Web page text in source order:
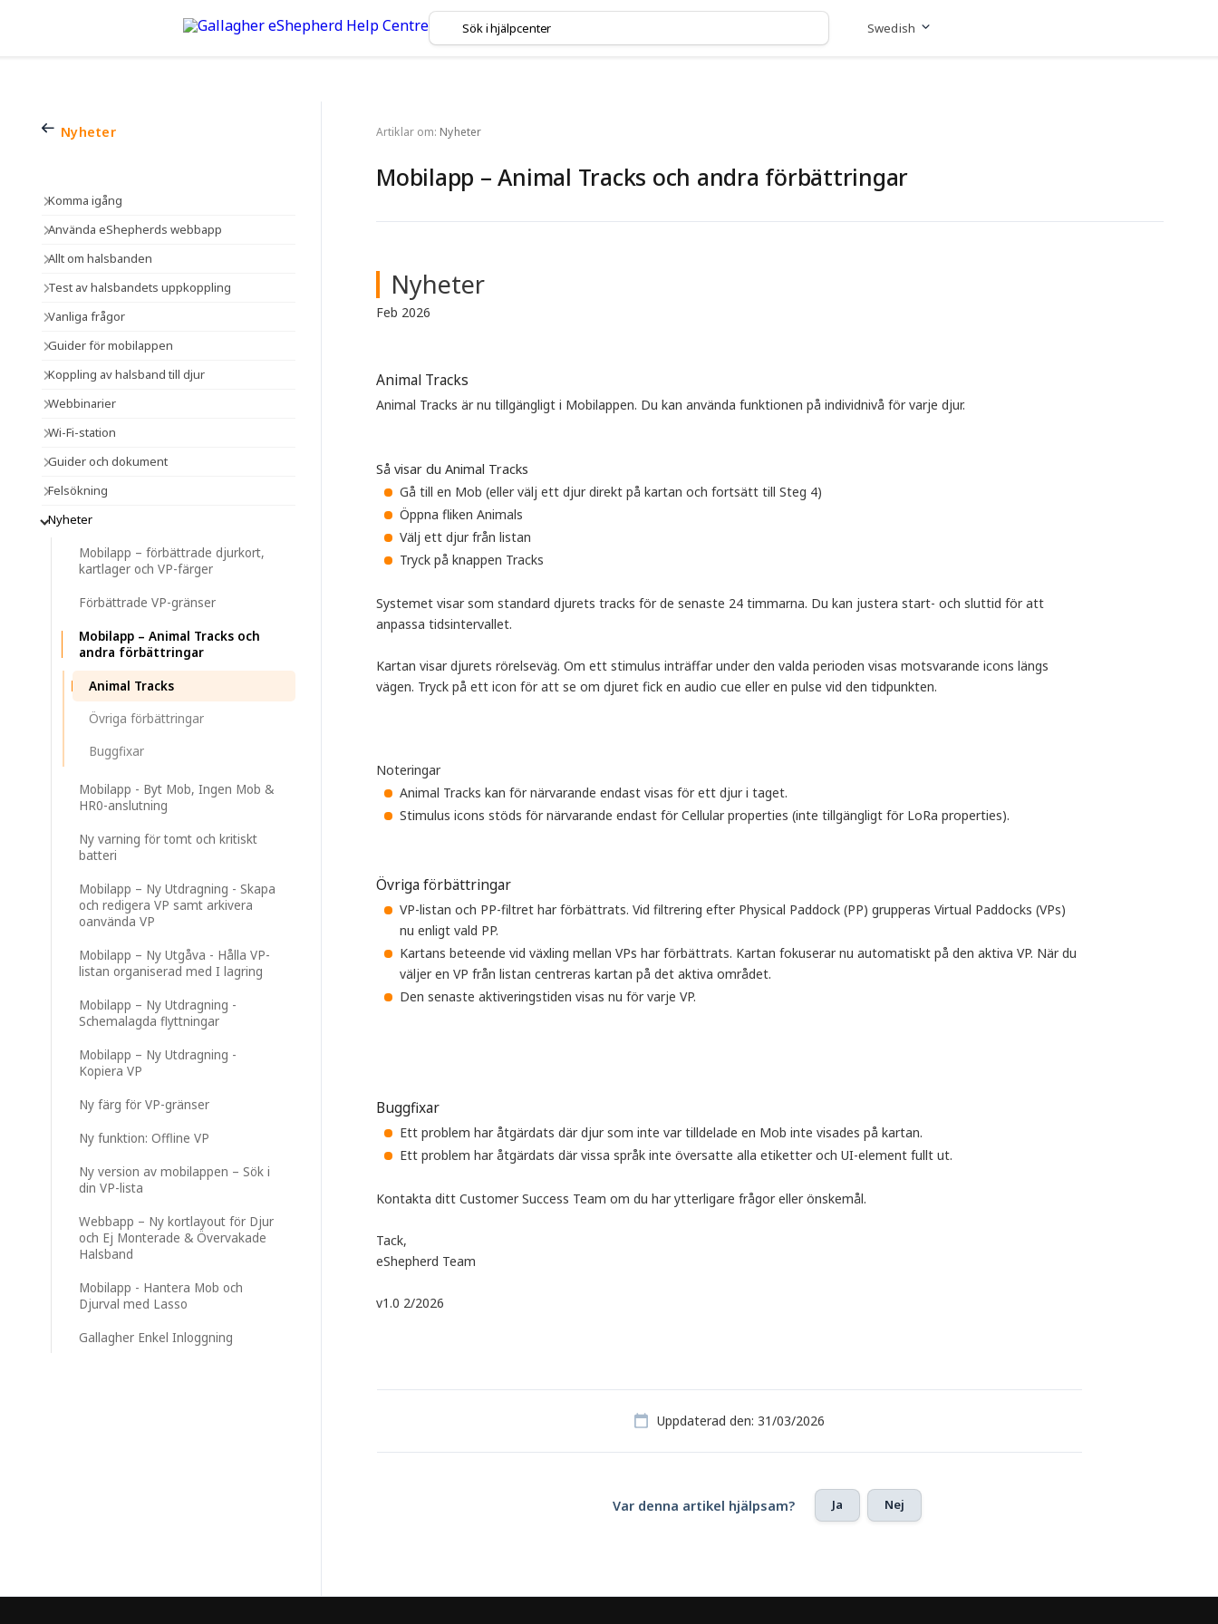
Swedish
Nyheter
Komma igång
Använda eShepherds webbapp
Allt om halsbanden
Test av halsbandets uppkoppling
Vanliga frågor
Guider för mobilappen
Koppling av halsband till djur
Webbinarier
Wi-Fi-station
Guider och dokument
Felsökning
Nyheter
Mobilapp – förbättrade djurkort,
kartlager och VP-färger
Förbättrade VP-gränser
Mobilapp – Animal Tracks och
andra förbättringar
Animal Tracks
Övriga förbättringar
Buggfixar
Mobilapp - Byt Mob, Ingen Mob &
HR0-anslutning
Ny varning för tomt och kritiskt
batteri
Mobilapp – Ny Utdragning - Skapa
och redigera VP samt arkivera
oanvända VP
Mobilapp – Ny Utgåva - Hålla VP-
listan organiserad med I lagring
Mobilapp – Ny Utdragning -
Schemalagda flyttningar
Mobilapp – Ny Utdragning -
Kopiera VP
Ny färg för VP-gränser
Ny funktion: Offline VP
Ny version av mobilappen – Sök i
din VP-lista
Webbapp – Ny kortlayout för Djur
och Ej Monterade & Övervakade
Halsband
Mobilapp - Hantera Mob och
Djurval med Lasso
Gallagher Enkel Inloggning
Artiklar om: Nyheter
Mobilapp – Animal Tracks och andra förbättringar
Nyheter
Feb 2026
Animal Tracks
Animal Tracks är nu tillgängligt i Mobilappen. Du kan använda funktionen på individnivå för varje djur.
Så visar du Animal Tracks
Gå till en Mob (eller välj ett djur direkt på kartan och fortsätt till Steg 4)
Öppna fliken Animals
Välj ett djur från listan
Tryck på knappen Tracks
Systemet visar som standard djurets tracks för de senaste 24 timmarna. Du kan justera start- och sluttid för att
anpassa tidsintervallet.
Kartan visar djurets rörelseväg. Om ett stimulus inträffar under den valda perioden visas motsvarande icons längs
vägen. Tryck på ett icon för att se om djuret fick en audio cue eller en pulse vid den tidpunkten.
Noteringar
Animal Tracks kan för närvarande endast visas för ett djur i taget.
Stimulus icons stöds för närvarande endast för Cellular properties (inte tillgängligt för LoRa properties).
Övriga förbättringar
VP-listan och PP-filtret har förbättrats. Vid filtrering efter Physical Paddock (PP) grupperas Virtual Paddocks (VPs)
nu enligt vald PP.
Kartans beteende vid växling mellan VPs har förbättrats. Kartan fokuserar nu automatiskt på den aktiva VP. När du
väljer en VP från listan centreras kartan på det aktiva området.
Den senaste aktiveringstiden visas nu för varje VP.
Buggfixar
Ett problem har åtgärdats där djur som inte var tilldelade en Mob inte visades på kartan.
Ett problem har åtgärdats där vissa språk inte översatte alla etiketter och UI-element fullt ut.
Kontakta ditt Customer Success Team om du har ytterligare frågor eller önskemål.
Tack,
eShepherd Team
v1.0 2/2026
Uppdaterad den: 31/03/2026
Var denna artikel hjälpsam? Ja Nej